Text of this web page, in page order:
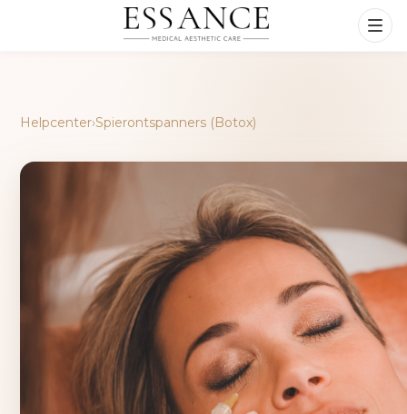
Helpcenter›Spierontspanners (Botox)